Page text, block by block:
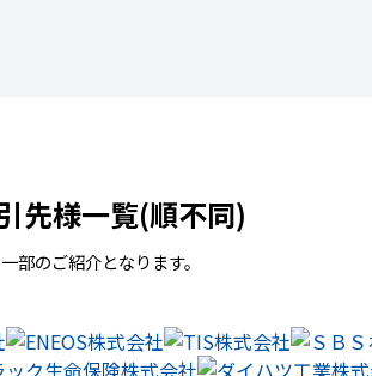
先様一覧(順不同)
部のご紹介となります。